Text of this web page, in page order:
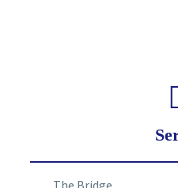
The Bridge